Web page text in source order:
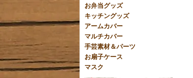
お弁当グッズ
キッチングッズ
アームカバー
マルチカバー
手芸素材＆パーツ
お扇子ケース
マスク